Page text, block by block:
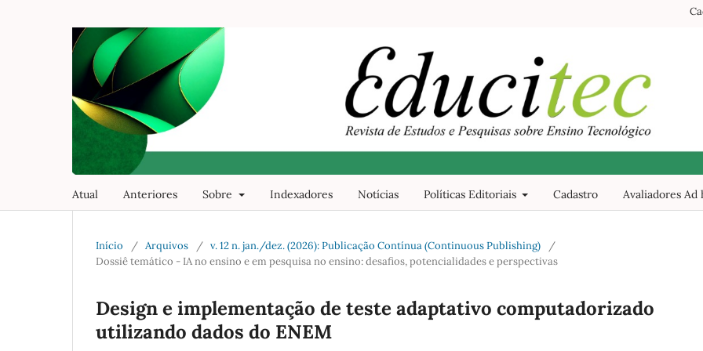
Atual Anteriores Sobre Indexadores Notícias Políticas Editoriais Cadastro Avaliadores Ad
Início / Arquivos / v. 12 n. jan./dez. (2026): Publicação Contínua (Continuous Publishing)
/
Dossiê temático - IA no ensino e em pesquisa no ensino: desafios, potencialidades e perspectivas
Design e implementação de teste adaptativo computadorizado
utilizando dados do ENEM